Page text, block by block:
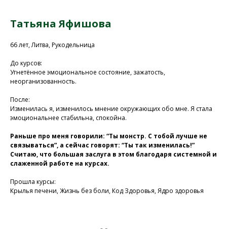
Татьяна Яфишова
66 лет, Литва, Рукодельница
До курсов:
Угнетённое эмоциональное состояние, зажатость,
неорганизованность.
После:
Изменилась я, изменилось мнение окружающих обо мне. Я стала
эмоциональнее стабильна, спокойна.
Раньше про меня говорили: “Ты монстр. С тобой лучше не
связываться”, а сейчас говорят: “Ты так изменилась!”
Считаю, что большая заслуга в этом благодаря системной и
слаженной работе на курсах.
Прошла курсы:
Крылья печени, Жизнь без боли, Код Здоровья, Ядро здоровья
Присоединяйтесь к
нашей программе, чтобы
восстановить здоровье
без лекарств и походов в
поликлинику
Программа восстановления здоровья